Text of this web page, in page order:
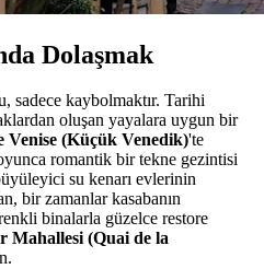
Dolaşmak
sadece kaybolmaktır. Tarihi
oluşan yayalara uygun bir
Venise (Küçük Venedik)'te
romantik bir tekne gezintisi
su kenarı evlerinin
bir zamanlar kasabanın
binalarla güzelce restore
Mahallesi (Quai de la